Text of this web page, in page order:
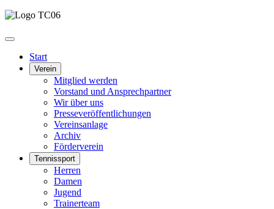
Start
Verein
Mitglied werden
Vorstand und Ansprechpartner
Wir über uns
Presseveröffentlichungen
Vereinsanlage
Archiv
Förderverein
Tennissport
Herren
Damen
Jugend
Trainerteam